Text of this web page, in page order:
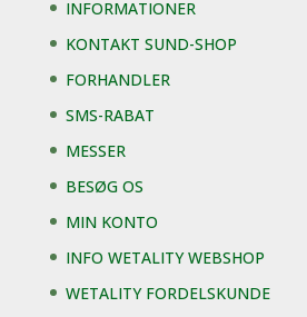
INFORMATIONER
KONTAKT SUND-SHOP
FORHANDLER
SMS-RABAT
MESSER
BESØG OS
MIN KONTO
INFO WETALITY WEBSHOP
WETALITY FORDELSKUNDE